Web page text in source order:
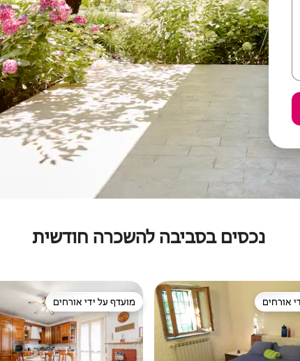
נכסים בסביבה להשכרה חודשית
אורחים
אורחים מועדף על ידי אורחים
מועדף על ידי אורחים